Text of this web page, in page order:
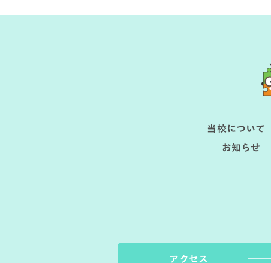
当校について
お知らせ
アクセス